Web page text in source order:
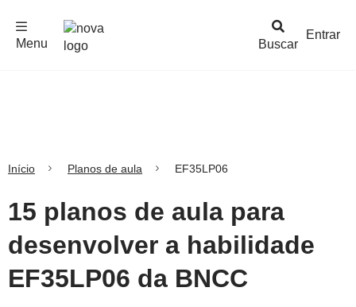
Buscar
Menu
Entrar
Início Planos de aula EF35LP06
15 planos de aula para
desenvolver a habilidade
EF35LP06 da BNCC